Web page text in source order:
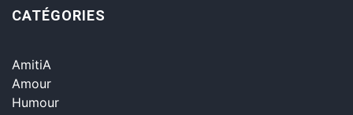
CATÉGORIES
AmitiA
Amour
Humour